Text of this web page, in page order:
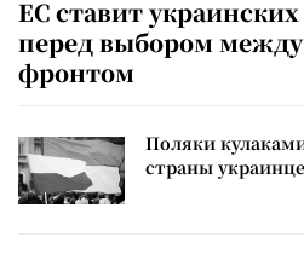
ЕС ставит
перед выбором
фронтом
Поляки
страны